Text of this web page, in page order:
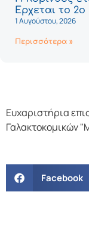
Έρχεται το 2ο
1 Αυγούστου, 2026
Περισσότερα »
Ευχαριστήρια
Γαλακτοκομικών
Facebook